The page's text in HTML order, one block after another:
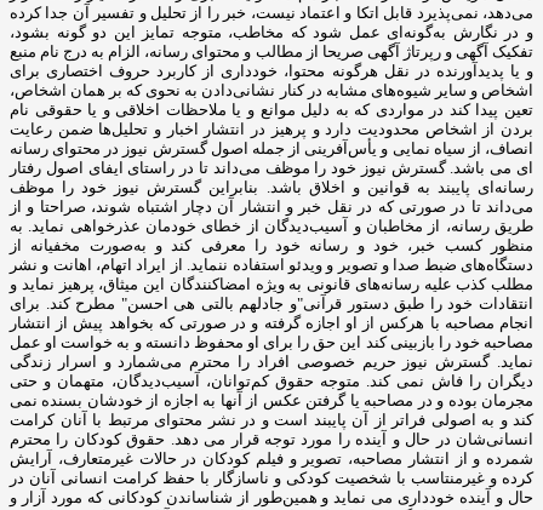
می‌دهد، نمی‌پذیرد قابل اتکا و اعتماد نیست، خبر را از تحلیل و تفسیر آن جدا کرده
و در نگارش به‌گونه‌ای عمل شود که مخاطب، متوجه تمایز این دو گونه بشود،
تفکیک آگهی و رپرتاژ آگهی صریحا از مطالب و محتوای رسانه، الزام به درج نام منبع
و یا پدیدآورنده در نقل هرگونه محتوا، خودداری از کاربرد حروف اختصاری برای
اشخاص و سایر شیوه‌های مشابه در کنار نشانی‌دادن به نحوی که بر همان اشخاص،
تعین پیدا کند در مواردی که به دلیل موانع و یا ملاحظات اخلاقی و یا حقوقی نام
بردن از اشخاص محدودیت دارد و پرهیز در انتشار اخبار و تحلیل‌ها ضمن رعایت
انصاف، از سیاه ‌نمایی و یأس‌آفرینی از جمله اصول گسترش نیوز در محتوای رسانه
ای می باشد. گسترش نیوز خود را موظف می‌داند تا در راستای ایفای اصول رفتار
رسانه‌ای پایبند به قوانین و اخلاق باشد. بنابراین گسترش نیوز خود را موظف
می‌داند تا در صورتی که در نقل خبر و انتشار آن دچار اشتباه شوند، صراحتا و از
طریق رسانه، از مخاطبان و آسیب‌دیدگان از خطای خودمان عذرخواهی نماید. به
منظور کسب خبر، خود و رسانه خود را معرفی کند و به‌صورت مخفیانه از
دستگاه‌های ضبط صدا و تصویر و ویدئو استفاده ننماید. از ایراد اتهام، اهانت و نشر
مطلب کذب علیه رسانه‌های قانونی به ‌ویژه امضاکنندگان این میثاق، پرهیز نماید و
انتقادات‌ خود را طبق دستور قرآنی"و جادلهم بالتی هی احسن" مطرح کند. برای
انجام مصاحبه با هرکس از او اجازه گرفته و در صورتی که بخواهد پیش از انتشار
مصاحبه خود را بازبینی کند این حق را برای او محفوظ دانسته و به خواست او عمل
نماید. گسترش نیوز حریم خصوصی افراد را محترم می‌شمارد و اسرار زندگی
دیگران را فاش نمی کند. متوجه حقوق کم‌توانان، آسیب‌دیدگان، متهمان و حتی
مجرمان بوده و در مصاحبه یا گرفتن عکس از آنها به اجازه از خودشان بسنده نمی
کند و به اصولی فراتر از آن پایبند است و در نشر محتوای مرتبط با آنان کرامت
انسانی‌شان در حال و آینده را مورد توجه قرار می دهد. حقوق کودکان را محترم
شمرده و از انتشار مصاحبه، تصویر و فیلم کودکان در حالات غیرمتعارف، آرایش
کرده و غیرمنتاسب با شخصیت کودکی و ناسازگار با حفظ کرامت انسانی آنان در
حال و آینده خودداری می نماید و همین‌طور از شناساندن کودکانی که مورد آزار و